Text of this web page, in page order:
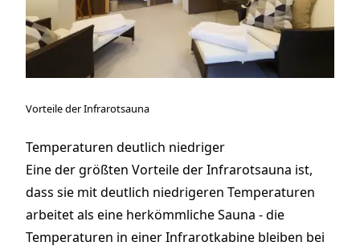
Vorteile der Infrarotsauna
Temperaturen deutlich niedriger
Eine der größten Vorteile der Infrarotsauna ist,
dass sie mit deutlich niedrigeren Temperaturen
arbeitet als eine herkömmliche Sauna - die
Temperaturen in einer Infrarotkabine bleiben bei